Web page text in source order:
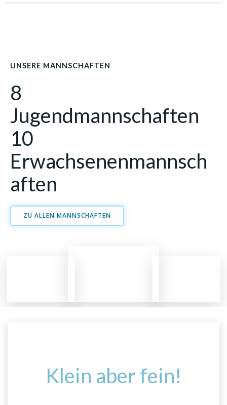
UNSERE MANNSCHAFTEN
8
Jugendmannschaften
10
Erwachsenenmannsch
aften
ZU ALLEN MANNSCHAFTEN
Klein aber fein!